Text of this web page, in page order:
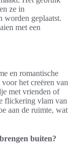
ze in
worden geplaatst.
met een
en romantische
het creëren van
met vrienden of
flickering vlam van
aan de ruimte, wat
buiten?